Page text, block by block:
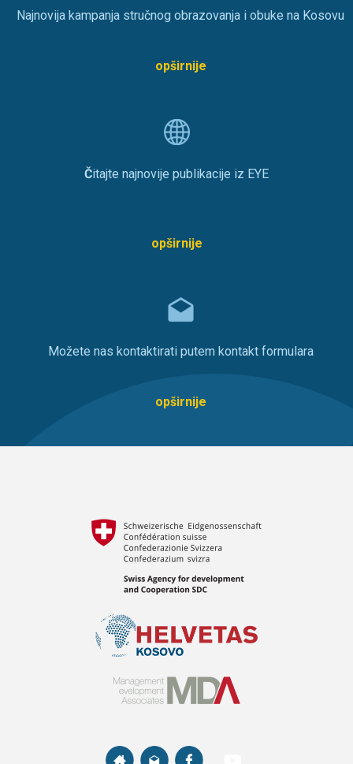
Najnovija kampanja stručnog obrazovanja i obuke na Kosovu
opširnije
Čitajte najnovije publikacije iz EYE
opširnije
Možete nas kontaktirati putem kontakt formulara
opširnije